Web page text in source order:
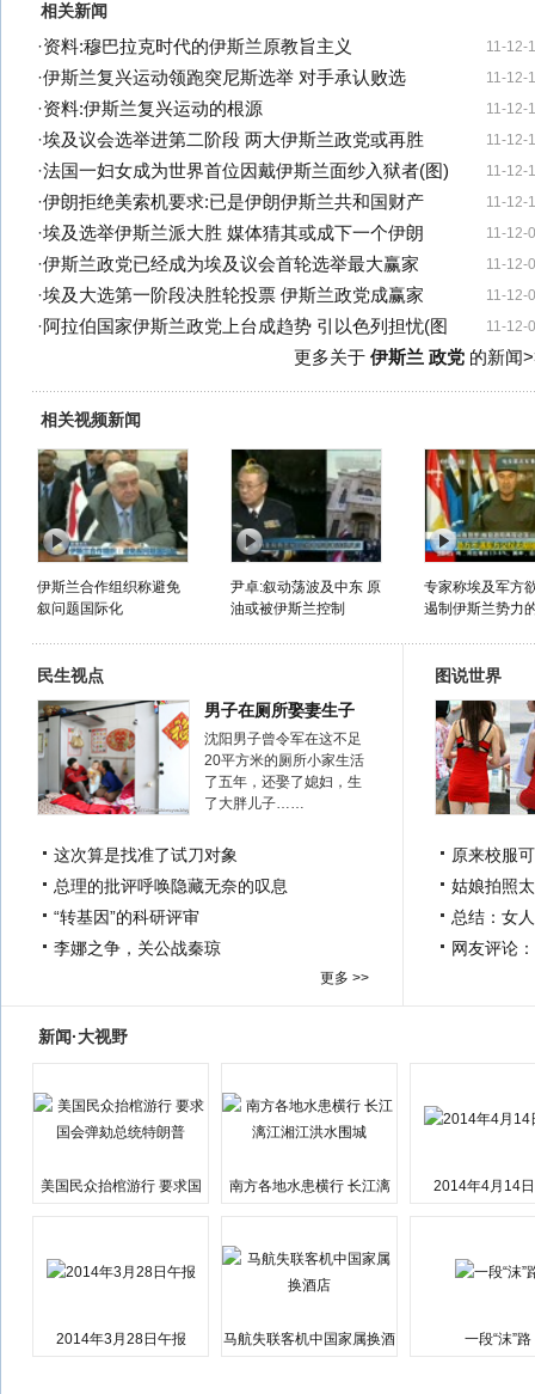
相关新闻
11-12-
·资料:穆巴拉克时代的伊斯兰原教旨主义
11-12-
·伊斯兰复兴运动领跑突尼斯选举 对手承认败选
11-12-
·资料:伊斯兰复兴运动的根源
11-12-
·埃及议会选举进第二阶段 两大伊斯兰政党或再胜
11-12-
·法国一妇女成为世界首位因戴伊斯兰面纱入狱者(图)
11-12-
·伊朗拒绝美索机要求:已是伊朗伊斯兰共和国财产
11-12-
·埃及选举伊斯兰派大胜 媒体猜其或成下一个伊朗
11-12-
·伊斯兰政党已经成为埃及议会首轮选举最大赢家
11-12-
·埃及大选第一阶段决胜轮投票 伊斯兰政党成赢家
11-12-
·阿拉伯国家伊斯兰政党上台成趋势 引以色列担忧(图
更多关于 伊斯兰 政党的新闻
相关视频新闻
伊斯兰合作组织称避免
叙问题国际化
尹卓:叙动荡波及中东 原
油或被伊斯兰控制
专家称埃及军方
遏制伊斯兰势力
民生视点
男子在厕所娶妻生子
沈阳男子曾令军在这不足
20平方米的厕所小家生活
了五年，还娶了媳妇，生
了大胖儿子……
这次算是找准了试刀对象
总理的批评呼唤隐藏无奈的叹息
“转基因”的科研评审
李娜之争，关公战秦琼
更多 >>
图说世界
原来校服
姑娘拍照
总结：女
网友评论
新闻·大视野
美国民众抬棺游行 要求国
南方各地水患横行 长江漓
2014年4月14
2014年3月28日午报
马航失联客机中国家属换酒
一段“沫”路